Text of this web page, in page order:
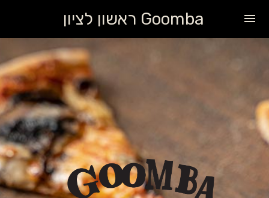
menu Goomba ראשון לציון